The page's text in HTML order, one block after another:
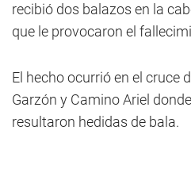
recibió dos balazos en la
que le provocaron el
El hecho ocurrió en el cruce
Garzón y Camino Ariel
resultaron hedidas de bala.